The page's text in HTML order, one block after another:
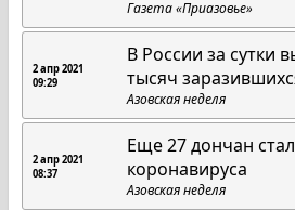
Газета «Приазовье»
2 апр 2021
09:29
В России за сутки
тысяч
Азовская неделя
2 апр 2021
08:37
Еще 27 дончан
коронавируса
Азовская неделя